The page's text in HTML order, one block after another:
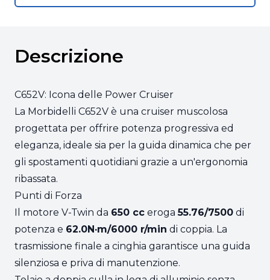
Descrizione
C652V: Icona delle Power Cruiser
La Morbidelli C652V è una cruiser muscolosa
progettata per offrire potenza progressiva ed
eleganza, ideale sia per la guida dinamica che per
gli spostamenti quotidiani grazie a un'ergonomia
ribassata.
Punti di Forza
Il motore V-Twin da 650 cc eroga55.76/7500 di
potenza e 62.0N·m/6000 r/min di coppia. La
trasmissione finale a cinghia garantisce una guida
silenziosa e priva di manutenzione.